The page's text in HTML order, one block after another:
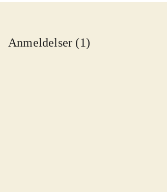
Anmeldelser (1)